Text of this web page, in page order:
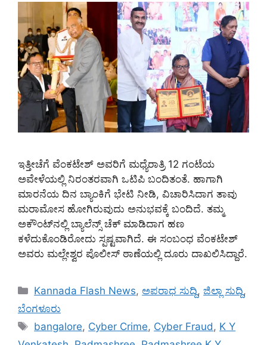
ಇತ್ತೀಚೆಗೆ ವೆಂಕಟೇಶ್ ಅವರಿಗೆ ಮಧ್ಯೆರಾತ್ರಿ 12 ಗಂಟೆಯ
ಅವೇಳೆಯಲ್ಲಿ ನಿರಂತರವಾಗಿ ಒಟಿಪಿ ಬಂದಿತಂತೆ. ಹಾಗಾಗಿ
ಮಾರನೆಯ ದಿನ ಬ್ಯಾಂಕಿಗೆ ಭೇಟಿ ನೀಡಿ, ವಿಚಾರಿಸಿದಾಗ ತಾವು
ಮರಾಮೋಸ ಹೋಗಿರುವುದು ಅನುಭವಕ್ಕೆ ಬಂದಿದೆ. ತಮ್ಮ
ಅಕೌಂಟ್‌ನಲ್ಲಿ ಬ್ಯಾಲೆನ್ಸ್‌ ಚೆಕ್ ಮಾಡಿದಾಗ ಹಣ
ಕಳೆದುಕೊಂಡಿರೋದು ಸ್ಪಷ್ಟವಾಗಿದೆ. ಈ ಸಂಬಂಧ ವೆಂಕಟೇಶ್
ಅವರು ಮಲ್ಲೇಶ್ವರ ಪೊಲೀಸ್ ಠಾಣೆಯಲ್ಲಿ ದೂರು ದಾಖಲಿಸಿದ್ದಾರೆ.
Categories
Kannada Flash News, ಅಪರಾಧ ಸುದ್ದಿ,ಜಿಲ್ಲಾ ಸುದ್ದಿ,
ಬೆಂಗಳೂರು
Tags
bangalore, Cyber Crime, Cyber Fraud , K Y